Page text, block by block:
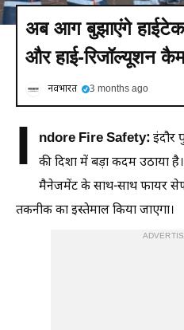
अब आग बुझाएंगे हाईटेक
और हाई-रिजॉल्यूशन
नवभारत 3 months ago
I ndore Fire Safety:इंदौर
की दिशा में बड़ा कदम उठाया
मैनेजमेंट के साथ-साथ फायर
तकनीक का इस्तेमाल किया जाएगा।